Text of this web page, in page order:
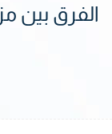
الفرق بين